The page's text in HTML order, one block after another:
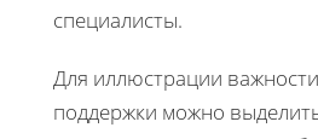
специалисты.
Для иллюстрации
поддержки можно